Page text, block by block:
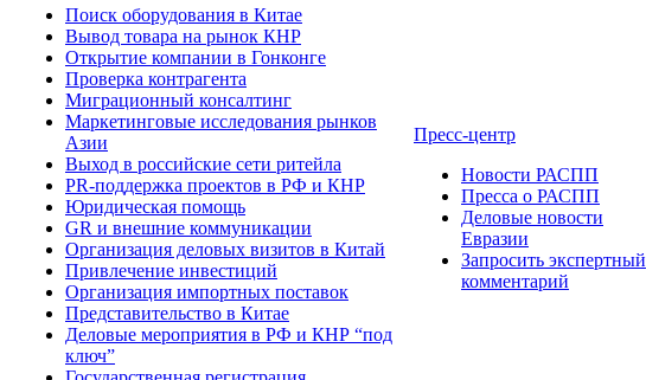
Поиск оборудования в Китае
Вывод товара на рынок КНР
Открытие компании в Гонконге
Проверка контрагента
Миграционный консалтинг
Маркетинговые исследования рынков
Азии
Выход в российские сети ритейла
PR-поддержка проектов в РФ и КНР
Юридическая помощь
GR и внешние коммуникации
Организация деловых визитов в Китай
Привлечение инвестиций
Организация импортных поставок
Представительство в Китае
Деловые мероприятия в РФ и КНР “под
ключ”
Пресс-центр
Новости РАСПП
Пресса о РАСПП
Деловые новости
Евразии
Запросить экспертный
комментарий